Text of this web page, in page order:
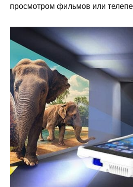
просмотром фильмов или